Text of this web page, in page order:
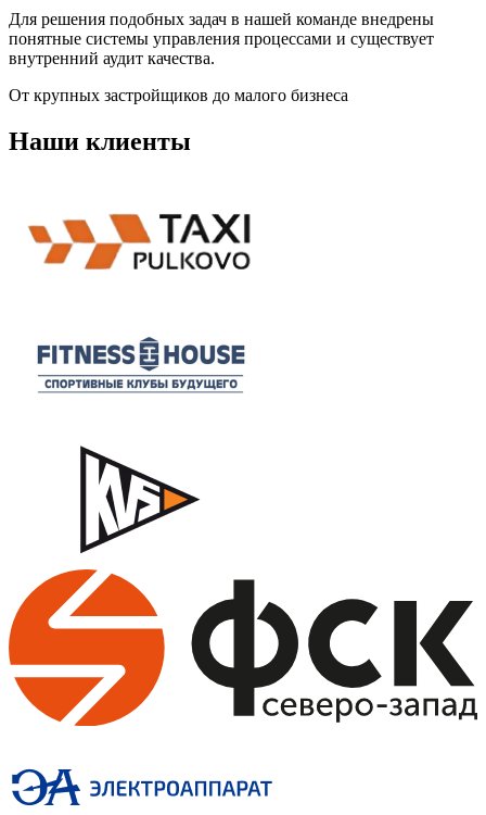
Для решения подобных задач в нашей команде внедрены
понятные системы управления процессами и существует
внутренний аудит качества.
От крупных застройщиков до малого бизнеса
Наши клиенты